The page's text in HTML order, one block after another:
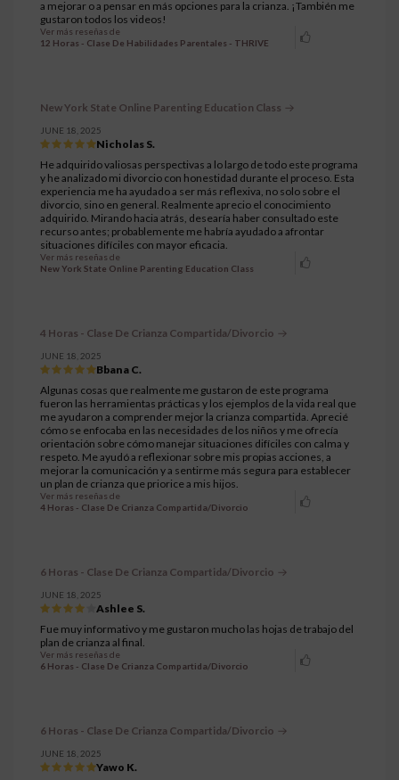
a mejorar o a pensar en más opciones para la crianza. ¡También me
gustaron todos los videos!
Ver más reseñas de
12 Horas - Clase De Habilidades Parentales - THRIVE
New York State Online Parenting Education Class
JUNE 18, 2025
Nicholas S.
He adquirido valiosas perspectivas a lo largo de todo este programa
y he analizado mi divorcio con honestidad durante el proceso. Esta
experiencia me ha ayudado a ser más reflexiva, no solo sobre el
divorcio, sino en general. Realmente aprecio el conocimiento
adquirido. Mirando hacia atrás, desearía haber consultado este
recurso antes; probablemente me habría ayudado a afrontar
situaciones difíciles con mayor eficacia.
Ver más reseñas de
New York State Online Parenting Education Class
4 Horas - Clase De Crianza Compartida/Divorcio
JUNE 18, 2025
Bbana C.
Algunas cosas que realmente me gustaron de este programa
fueron las herramientas prácticas y los ejemplos de la vida real que
me ayudaron a comprender mejor la crianza compartida. Aprecié
cómo se enfocaba en las necesidades de los niños y me ofrecía
orientación sobre cómo manejar situaciones difíciles con calma y
respeto. Me ayudó a reflexionar sobre mis propias acciones, a
mejorar la comunicación y a sentirme más segura para establecer
un plan de crianza que priorice a mis hijos.
Ver más reseñas de
4 Horas - Clase De Crianza Compartida/Divorcio
6 Horas - Clase De Crianza Compartida/Divorcio
JUNE 18, 2025
Ashlee S.
Fue muy informativo y me gustaron mucho las hojas de trabajo del
plan de crianza al final.
Ver más reseñas de
6 Horas - Clase De Crianza Compartida/Divorcio
6 Horas - Clase De Crianza Compartida/Divorcio
JUNE 18, 2025
Yawo K.